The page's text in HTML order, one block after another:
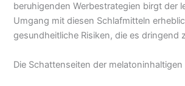
beruhigenden Werbestrategien birgt der
Umgang mit diesen Schlafmitteln
gesundheitliche Risiken, die es dringend
Die Schattenseiten der